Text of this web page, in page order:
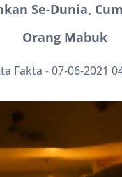
Se-Dunia,
Orang Mabuk
Fakta -07-06-2021